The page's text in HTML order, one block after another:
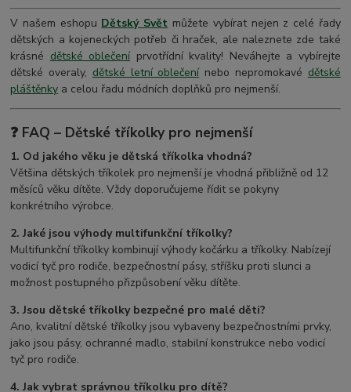
V našem eshopu Dětský Svět můžete vybírat nejen z celé řady
dětských a kojeneckých potřeb či hraček, ale naleznete zde také
krásné dětské oblečeníprvotřídní kvality! Neváhejte a vybírejte
dětské overaly, dětské letní oblečenínebo nepromokavé dětské
pláštěnky a celou řadu módních doplňků pro nejmenší.
❓ FAQ – Dětské tříkolky pro nejmenší
1. Od jakého věku je dětská tříkolka vhodná?
Většina dětských tříkolek pro nejmenší je vhodná přibližně od 12
měsíců věku dítěte. Vždy doporučujeme řídit se pokyny
konkrétního výrobce.
2. Jaké jsou výhody multifunkční tříkolky?
Multifunkční tříkolky kombinují výhody kočárku a tříkolky. Nabízejí
vodicí tyč pro rodiče, bezpečnostní pásy, stříšku proti slunci a
možnost postupného přizpůsobení věku dítěte.
3. Jsou dětské tříkolky bezpečné pro malé děti?
Ano, kvalitní dětské tříkolky jsou vybaveny bezpečnostními prvky,
jako jsou pásy, ochranné madlo, stabilní konstrukce nebo vodicí
tyč pro rodiče.
4. Jak vybrat správnou tříkolku pro dítě?